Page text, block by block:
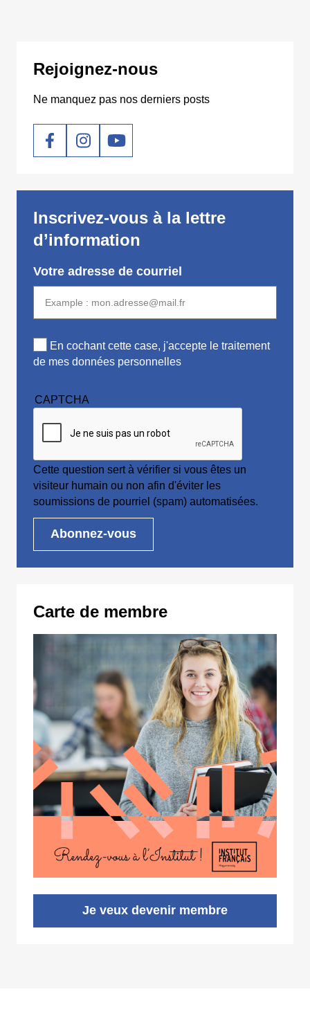
Rejoignez-nous
Ne manquez pas nos derniers posts
Social
Inscrivez-vous à la lettre
d’information
Votre adresse de courriel
En cochant cette case, j'accepte le traitement
de mes données personnelles
CAPTCHA
Cette question sert à vérifier si vous êtes un
visiteur humain ou non afin d'éviter les
soumissions de pourriel (spam) automatisées.
Carte de membre
Je veux devenir membre